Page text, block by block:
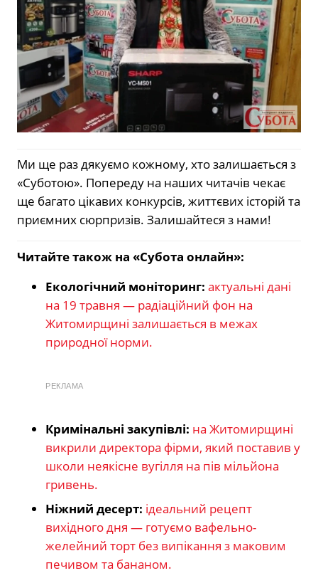
Ми ще раз дякуємо кожному, хто залишається з
«Суботою». Попереду на наших читачів чекає
ще багато цікавих конкурсів, життєвих історій та
приємних сюрпризів. Залишайтеся з нами!
Читайте також на «Субота онлайн»:
Екологічний моніторинг: актуальні дані
на 19 травня — радіаційний фон на
Житомирщині залишається в межах
природної норми.
РЕКЛАМА
Кримінальні закупівлі: на Житомирщині
викрили директора фірми, який поставив у
школи неякісне вугілля на пів мільйона
гривень.
Ніжний десерт: ідеальний рецепт
вихідного дня — готуємо вафельно-
желейний торт без випікання з маковим
печивом та бананом.